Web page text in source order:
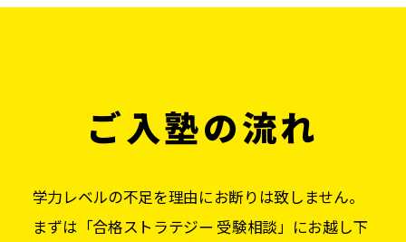
ご入塾の流れ
学力レベルの不足を理由にお断りは致しません。
まずは「合格ストラテジー 受験相談」にお越し下